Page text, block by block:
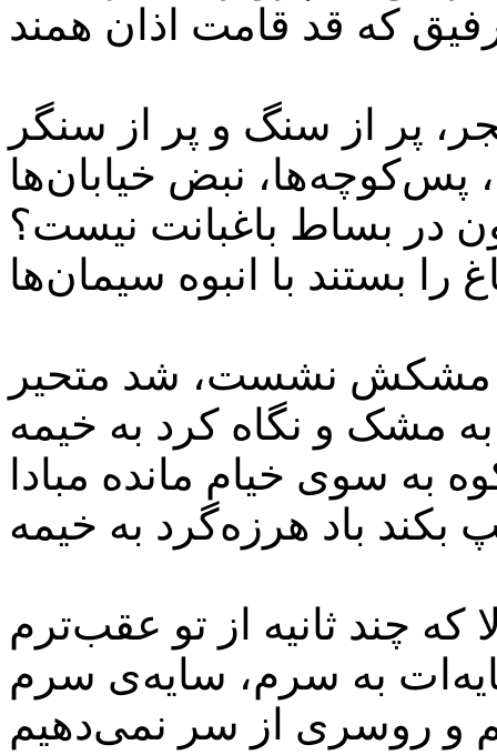
پر از سنگ و پر از سنگر
پس‌کوچه‌ها، نبض خیابان‌ها
در بساط باغبانت نیست؟
مشکش نشست، شد متحیر
به مشک و نگاه کرد به خیمه
به سوی خیام مانده مبادا
که چند ثانیه از تو عقب‌ترم
و روسری از سر نمی‌دهیم